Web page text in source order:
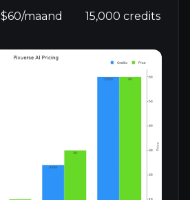
$60/maand 15,000 credits